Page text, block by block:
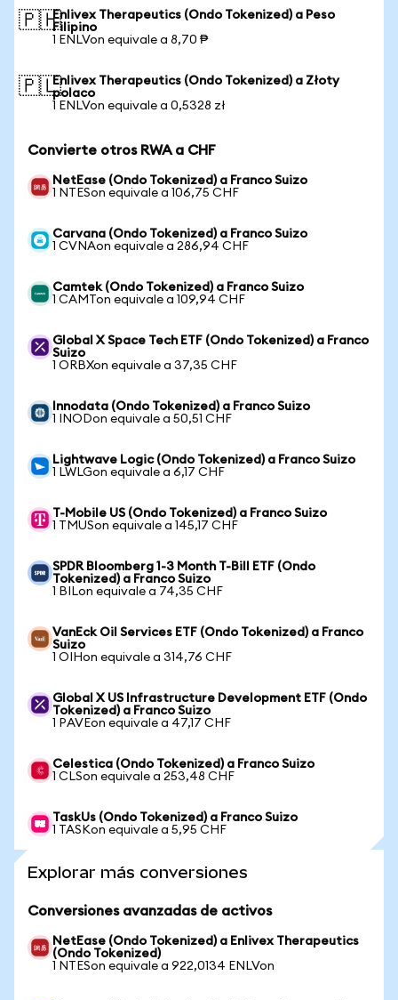
🇵🇭Enlivex Therapeutics (Ondo Tokenized) a Peso
Filipino
1 ENLVon equivale a 8,70 ₱
🇵🇱Enlivex Therapeutics (Ondo Tokenized) a Złoty
polaco
1 ENLVon equivale a 0,5328 zł
Convierte otros RWA a CHF
NetEase (Ondo Tokenized) a Franco Suizo
1 NTESon equivale a 106,75 CHF
Carvana (Ondo Tokenized) a Franco Suizo
1 CVNAon equivale a 286,94 CHF
Camtek (Ondo Tokenized) a Franco Suizo
1 CAMTon equivale a 109,94 CHF
Global X Space Tech ETF (Ondo Tokenized) a Franco
Suizo
1 ORBXon equivale a 37,35 CHF
Innodata (Ondo Tokenized) a Franco Suizo
1 INODon equivale a 50,51 CHF
Lightwave Logic (Ondo Tokenized) a Franco Suizo
1 LWLGon equivale a 6,17 CHF
T-Mobile US (Ondo Tokenized) a Franco Suizo
1 TMUSon equivale a 145,17 CHF
SPDR Bloomberg 1-3 Month T-Bill ETF (Ondo
Tokenized) a Franco Suizo
1 BILon equivale a 74,35 CHF
VanEck Oil Services ETF (Ondo Tokenized) a Franco
Suizo
1 OIHon equivale a 314,76 CHF
Global X US Infrastructure Development ETF (Ondo
Tokenized) a Franco Suizo
1 PAVEon equivale a 47,17 CHF
Celestica (Ondo Tokenized) a Franco Suizo
1 CLSon equivale a 253,48 CHF
TaskUs (Ondo Tokenized) a Franco Suizo
1 TASKon equivale a 5,95 CHF
Explorar más conversiones
Conversiones avanzadas de activos
NetEase (Ondo Tokenized) a Enlivex Therapeutics
(Ondo Tokenized)
1 NTESon equivale a 922,0134 ENLVon